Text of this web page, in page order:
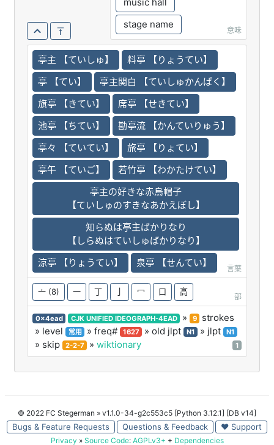
stage name
意味
亭主 【ていしゅ】
料亭 【りょうてい】
亭 【てい】
亭主関白 【ていしゅかんぱく】
旗亭 【きてい】
席亭 【せきてい】
池亭 【ちてい】
勘亭流 【かんていりゅう】
亭々 【ていてい】
旅亭 【りょてい】
亭午 【ていご】
若竹亭 【わかたけてい】
亭主の好きな赤烏帽子
【ていしゅのすきなあかえぼし】
知らぬは亭主ばかりなり
【しらぬはていしゅばかりなり】
涼亭 【りょうてい】
泉亭 【せんてい】
言葉
亠 (8) 一 丁 亅 冖 口 高
部
0x4ead CJK UNIFIED IDEOGRAPH-4EAD » 9
strokes
» level
常用 » freq# 1627 » old jlpt N1 » jlpt N1
» skip 2-2-7 » wiktionary 1
© 2022 FC Stegerman » v1.1.0-34-g2c553c5 [Python 3.12.1] [DB v14]
Bugs & Feature Requests Questions & Feedback ♥ Support
Privacy » Source Code: AGPLv3+ + Dependencies